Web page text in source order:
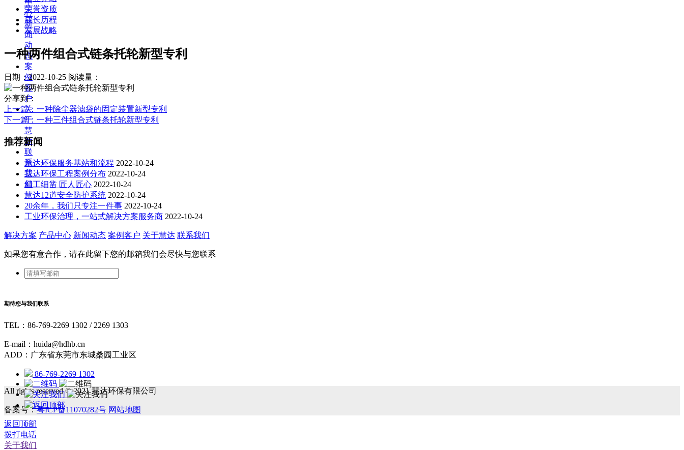
中
心
新
闻
动
态
案
例
客
户
关
于
慧
达
联
系
我
们
荣誉资质
成长历程
发展战略
一种两件组合式链条托轮新型专利
日期：2022-10-25 阅读量：
分享到：
上一篇：一种除尘器滤袋的固定装置新型专利
下一篇：一种三件组合式链条托轮新型专利
推荐新闻
慧达环保服务基站和流程 2022-10-24
慧达环保工程案例分布 2022-10-24
精工细凿 匠人匠心 2022-10-24
慧达12道安全防护系统 2022-10-24
20余年，我们只专注一件事 2022-10-24
工业环保治理，一站式解决方案服务商 2022-10-24
解决方案 产品中心 新闻动态 案例客户 关于慧达 联系我们
如果您有意合作，请在此留下您的邮箱我们会尽快与您联系
期待您与我们联系
TEL：86-769-2269 1302 / 2269 1303
E-mail：huida@hdhb.cn
ADD：广东省东莞市东城桑园工业区
All rights reserved © 2021 慧达环保有限公司
备案号：粤ICP备11070282号 网站地图
86-769-2269 1302
返回顶部
拨打电话
关于我们